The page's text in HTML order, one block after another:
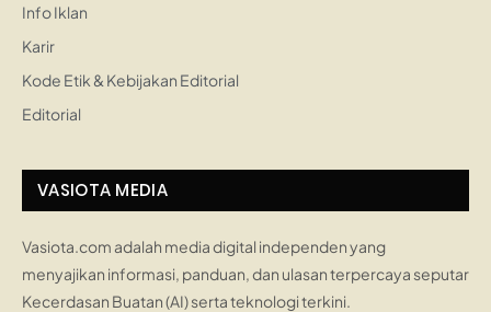
Info Iklan
Karir
Kode Etik & Kebijakan Editorial
Editorial
VASIOTA MEDIA
Vasiota.com adalah media digital independen yang
menyajikan informasi, panduan, dan ulasan terpercaya seputar
Kecerdasan Buatan (AI) serta teknologi terkini.